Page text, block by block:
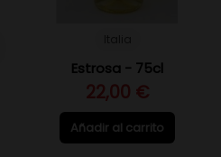
Estrosa - 75cl
22,00 €
Añadir al carrito